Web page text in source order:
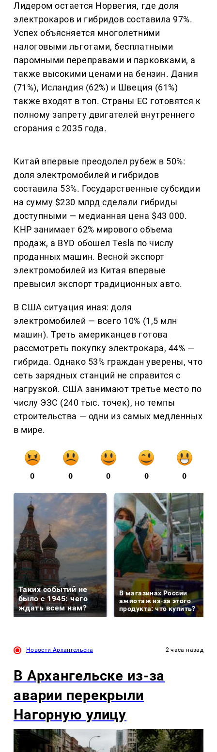
Лидером остается Норвегия, где доля
электрокаров и гибридов составила 97%.
Успех объясняется многолетними
налоговыми льготами, бесплатными
паромными переправами и парковками, а
также высокими ценами на бензин. Дания
(71%), Исландия (62%) и Швеция (61%)
также входят в топ. Страны ЕС готовятся к
полному запрету двигателей внутреннего
сгорания с 2035 года.
Китай впервые преодолел рубеж в 50%:
доля электромобилей и гибридов
составила 53%. Государственные субсидии
на сумму $230 млрд сделали гибриды
доступными — медианная цена $43 000.
КНР занимает 62% мирового объема
продаж, а BYD обошел Tesla по числу
проданных машин. Весной экспорт
электромобилей из Китая впервые
превысил экспорт традиционных авто.
В США ситуация иная: доля
электромобилей — всего 10% (1,5 млн
машин). Треть американцев готова
рассмотреть покупку электрокара, 44% —
гибрида. Однако 53% граждан уверены, что
сеть зарядных станций не справится с
нагрузкой. США занимают третье место по
числу ЭЗС (240 тыс. точек), но темпы
строительства — одни из самых медленных
в мире.
0 0 0 0 0
Таких событий не
было с 1945: чего
ждать всем нам?
В магазинах России
ажиотаж из-за этого
продукта: что купить?
Новости Архангельска 2 часа назад
В Архангельске из-за
аварии перекрыли
Нагорную улицу